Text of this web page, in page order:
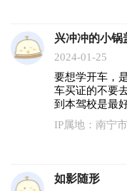
兴冲冲的小锅
2024-01-25
要想学开车，
车买证的不要
到本驾校是最
IP属地：南宁市
如影随形